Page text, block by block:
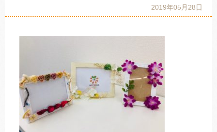
トレキング DIDIM
2019年05月28日